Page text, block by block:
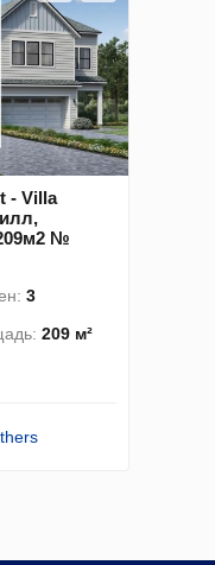
- Villa
№
3
209 м²